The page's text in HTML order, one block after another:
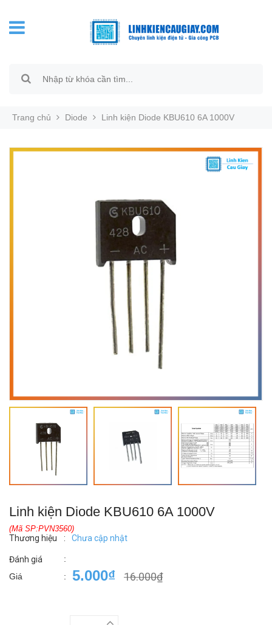
Trang chủ Diode Linh kiện Diode KBU610 6A 1000V
Linh kiện Diode KBU610 6A 1000V
(Mã SP:PVN3560)
Thương hiệu : Chưa cập nhật
Đánh giá
:
Giá
: 5.000₫ 16.000₫